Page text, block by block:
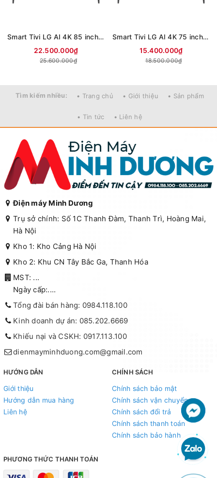
Smart Tivi LG AI 4K 85 inch 85NU855BPSA (Mới 2026)
22.500.000₫
25.600.000₫
Smart Tivi LG AI 4K 75 inch 75NU855BPSA (Mới 2026)
15.400.000₫
18.500.000₫
Tìm kiếm nhiều: • Trang chủ • Giới thiệu • Sản phẩm
• Tin tức • Liên hệ
Điện máy Minh Dương
Trụ sở chính: Số 1C Thanh Đàm, Thanh Trì, Hoàng Mai,
Hà Nội
Kho 1: Kho Cảng Hà Nội
Kho 2: Khu CN Tây Bắc Ga, Thanh Hóa
MST: ...
Ngày cấp:....
Tổng đài bán hàng: 0984.118.100
Kinh doanh dự án: 085.202.6669
Khiếu nại và CSKH: 0917.113.100
dienmayminhduong.com@gmail.com
HƯỚNG DẪN
Giới thiệu
Hướng dẫn mua hàng
Liên hệ
CHÍNH SÁCH
Chính sách bảo mật
Chính sách vận chuyển
Chính sách đổi trả
Chính sách thanh toán
Chính sách bảo hành
PHƯƠNG THỨC THANH TOÁN